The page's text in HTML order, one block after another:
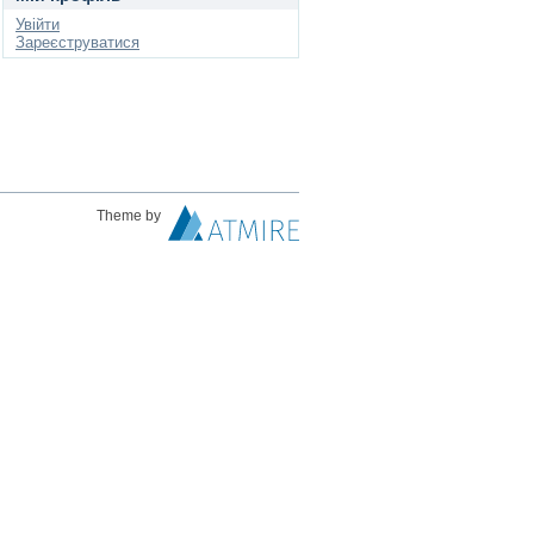
Увійти
Зареєструватися
Theme by